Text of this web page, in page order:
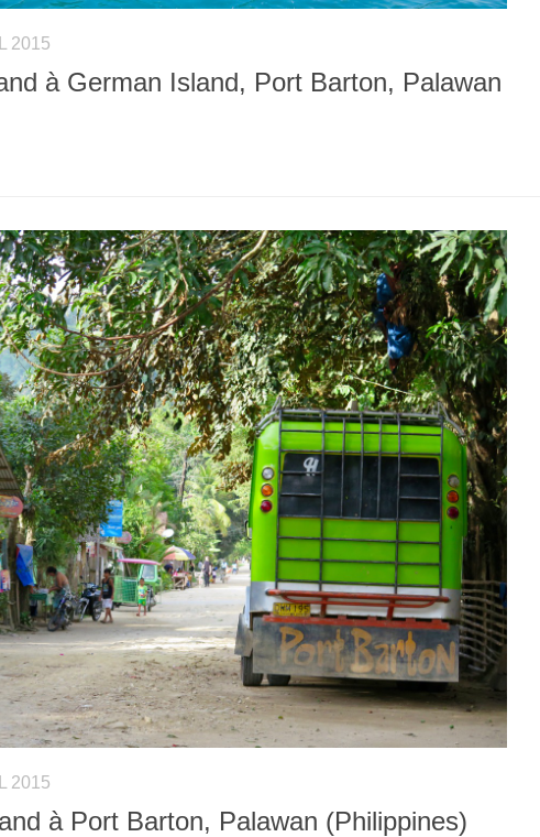
2015
à German Island, Port Barton, Palawan
2015
à Port Barton, Palawan (Philippines)